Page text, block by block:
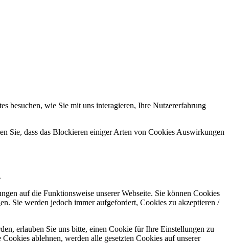
besuchen, wie Sie mit uns interagieren, Ihre Nutzererfahrung
Sie, dass das Blockieren einiger Arten von Cookies Auswirkungen
auf die Funktionsweise unserer Webseite. Sie können Cookies
Sie werden jedoch immer aufgefordert, Cookies zu akzeptieren /
erlauben Sie uns bitte, einen Cookie für Ihre Einstellungen zu
ablehnen, werden alle gesetzten Cookies auf unserer